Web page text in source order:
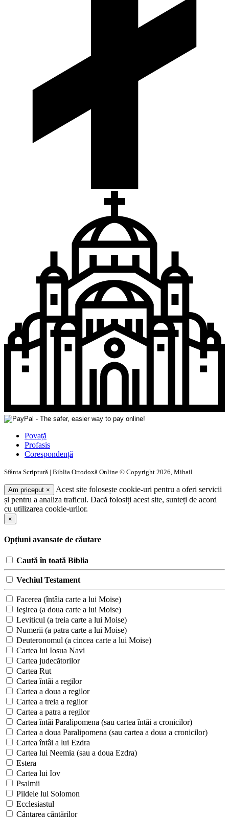
Povață
Profasis
Corespondență
Sfânta Scriptură | Biblia Ortodoxă Online © Copyright 2026, Mihail
Am priceput ×
Acest site folosește cookie-uri pentru a oferi servicii
și pentru a analiza traficul. Dacă folosiți acest site, sunteți de acord
cu utilizarea cookie-urilor.
×
Opțiuni avansate de căutare
Caută în toată Biblia
Vechiul Testament
Facerea (întâia carte a lui Moise)
Ieşirea (a doua carte a lui Moise)
Leviticul (a treia carte a lui Moise)
Numerii (a patra carte a lui Moise)
Deuteronomul (a cincea carte a lui Moise)
Cartea lui Iosua Navi
Cartea judecătorilor
Cartea Rut
Cartea întâi a regilor
Cartea a doua a regilor
Cartea a treia a regilor
Cartea a patra a regilor
Cartea întâi Paralipomena (sau cartea întâi a cronicilor)
Cartea a doua Paralipomena (sau cartea a doua a cronicilor)
Cartea întâi a lui Ezdra
Cartea lui Neemia (sau a doua Ezdra)
Estera
Cartea lui Iov
Psalmii
Pildele lui Solomon
Ecclesiastul
Cântarea cântărilor